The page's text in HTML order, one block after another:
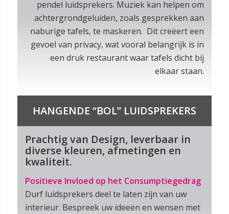
pendel luidsprekers. Muziek kan helpen om
achtergrondgeluiden, zoals gesprekken aan
naburige tafels, te maskeren. Dit creëert een
gevoel van privacy, wat vooral belangrijk is in
een druk restaurant waar tafels dicht bij
elkaar staan.
HANGENDE “BOL” LUIDSPREKERS
Prachtig van Design, leverbaar in
diverse kleuren, afmetingen en
kwaliteit.
Positieve Invloed op het Consumptiegedrag
Durf luidsprekers deel te laten zijn van uw
interieur. Bespreek uw ideeën en wensen met